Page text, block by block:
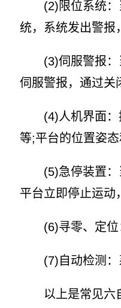
(2)限位系统：当
统，系统发出警报
(3)伺服警报：当
伺服警报，通过关
(4)人机界面：控
等;平台的位置姿
(5)急停装置：当
平台立即停止运动
(6)寻零、定位：
(7)自动检测：系
以上是常见六自